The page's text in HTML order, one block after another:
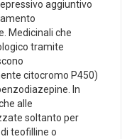
aggiuntivo
Medicinali che
tramite
citocromo P450)
In
alle
soltanto per
teofilline o